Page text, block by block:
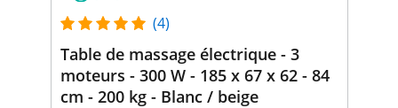
(4)
Table de massage électrique - 3
moteurs - 300 W - 185 x 67 x 62 - 84
cm - 200 kg - Blanc / beige